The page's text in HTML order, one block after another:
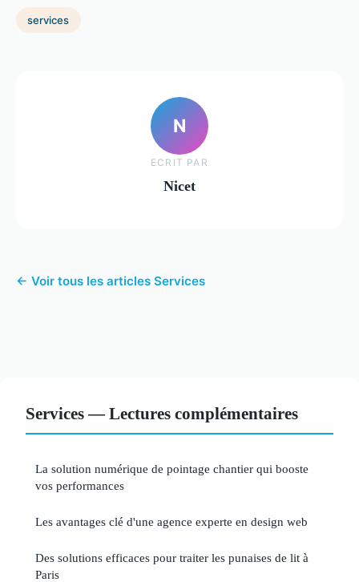
services
N
ECRIT PAR
Nicet
← Voir tous les articles Services
Services — Lectures complémentaires
La solution numérique de pointage chantier qui booste
vos performances
Les avantages clé d'une agence experte en design web
Des solutions efficaces pour traiter les punaises de lit à
Paris